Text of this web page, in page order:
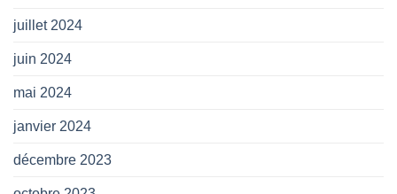
juillet 2024
juin 2024
mai 2024
janvier 2024
décembre 2023